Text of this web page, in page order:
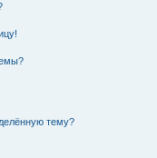
тему?